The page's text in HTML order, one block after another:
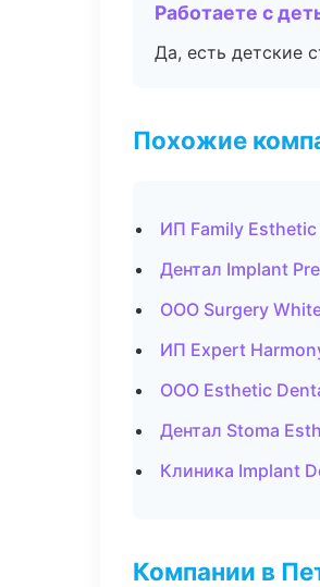
Работаете с
Да, есть детские
Похожие
ИП Family
Дентал Implant
ООО Surgery
ИП Expert
ООО Esthetic
Дентал Stoma
Клиника Implant
Компании в